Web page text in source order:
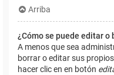
Arriba
¿Cómo se puede editar o
A menos que sea
borrar o editar sus
hacer clic en en botón